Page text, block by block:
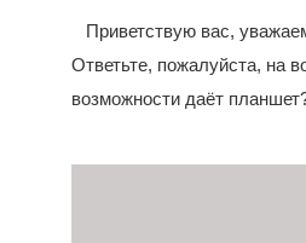
Приветствую вас,
Ответьте, пожалуйста, на
возможности даёт